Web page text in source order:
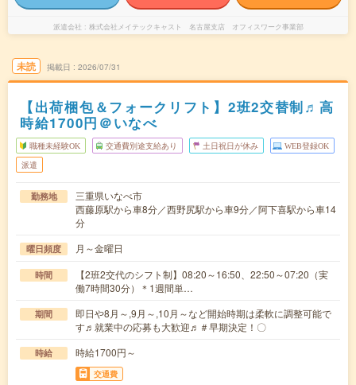
派遣会社 株式会社メイテックキャスト 名古屋支店 オフィスワーク事業部
未読 掲載日 2026/07/31
【出荷梱包＆フォークリフト】2班2交替制♬高
時給1700円＠いなべ
職種未経験OK 交通費別途支給あり 土日祝日が休み WEB登録OK
派遣
勤務地
三重県いなべ市
西藤原駅から車8分／西野尻駅から車9分／阿下喜駅から車14
分
曜日頻度 月～金曜日
時間
【2班2交代のシフト制】08:20～16:50、22:50～07:20（実
働7時間30分）＊1週間単…
期間
即日や8月～,9月～,10月～など開始時期は柔軟に調整可能で
す♬就業中の応募も大歓迎♬＃早期決定！〇
時給 時給1700円～
交通費